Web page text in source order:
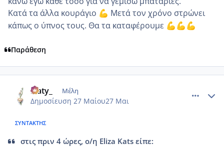
Κατά τα άλλα κουράγιο 💪 Μετά τον χρόνο στρώνει
κάπως ο ύπνος τους. Θα τα καταφέρουμε 💪 💪 💪
Παράθεση
Naty_ Μέλη
Δημοσίευση 27 Μαίου27 Μαι
ΣΥΝΤΆΚΤΗΣ
στις πριν 4 ώρες, ο/η Eliza Kats είπε: